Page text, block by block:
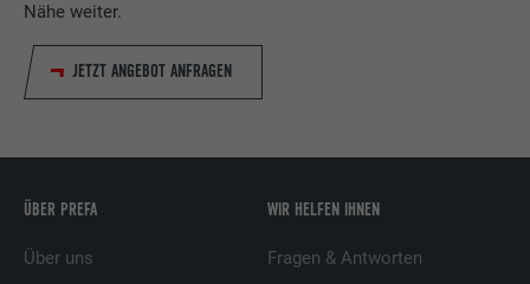
Nähe weiter.
JETZT ANGEBOT ANFRAGEN
ÜBER PREFA
Über uns
WIR HELFEN IHNEN
Fragen & Antworten